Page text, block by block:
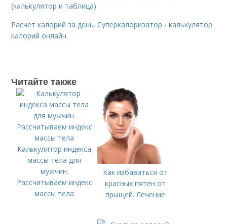
(калькулятор и таблица)
Расчет калорий за день. Суперкалоризатор - калькулятор
калорий онлайн
Читайте также
Калькулятор индекса
массы тела для
мужчин.
Рассчитываем индекс
массы тела
Как избавиться от
красных пятен от
прыщей. Лечение